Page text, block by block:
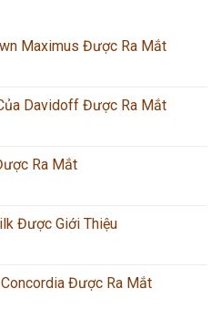
Maximus Được Ra Mắt
Davidoff Được Ra Mắt
Ra Mắt
Được Giới Thiệu
Concordia Được Ra Mắt